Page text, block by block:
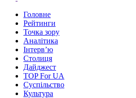
Головне
Рейтинги
Точка зору
Аналітика
Інтерв’ю
Столиця
Дайджест
TOP For UA
Суспiльство
Культура